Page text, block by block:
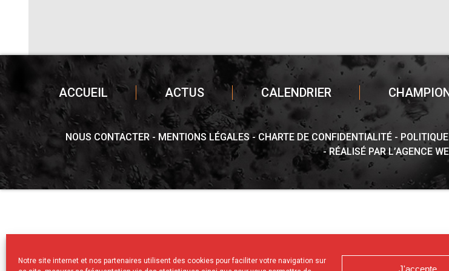
Notre site internet et nos partenaires utilisent des cookies pour faciliter votre navigation sur
J'accepte
ACCUEIL ACTUS CALENDRIER
NOUS CONTACTER MENTIONS LÉGALES CHARTE DE CONFIDENTIALITÉ
RÉALISÉ PAR L’AGENCE